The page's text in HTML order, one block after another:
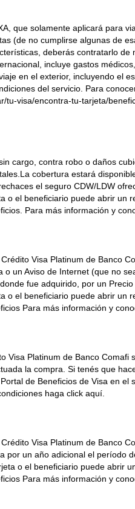
que solamente aplicará para
(de no cumplirse algunas de
deberás contratarlo
incluye gastos
en el exterior, incluyendo el
del servicio. Para
tu-visa/encontra-tu-tarjeta/
cargo, contra robo o daños
cobertura estará
el seguro CDW/LDW
o el beneficiario puede abrir un
Para más información y
Visa Platinum de Banco
un Aviso de Internet (que no
fue adquirido, por un
o el beneficiario puede abrir un
Para más información y
Visa Platinum de Banco
la compra. Si tenés que
de Beneficios de Visa en el
haga click aquí.
Visa Platinum de Banco
por un año adicional el período
o el beneficiario puede abrir
Para más información y